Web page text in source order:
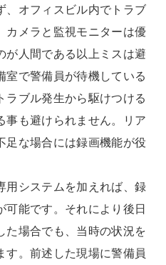
、オフィスビル内でトラブ
カメラと監視モニターは優
が人間である以上ミスは避
室で警備員が待機している
ラブル発生から駆けつける
事も避けられません。リア
足な場合には録画機能が役
用システムを加えれば、録
能です。それにより後日
た場合でも、当時の状況を
す。前述した現場に警備員